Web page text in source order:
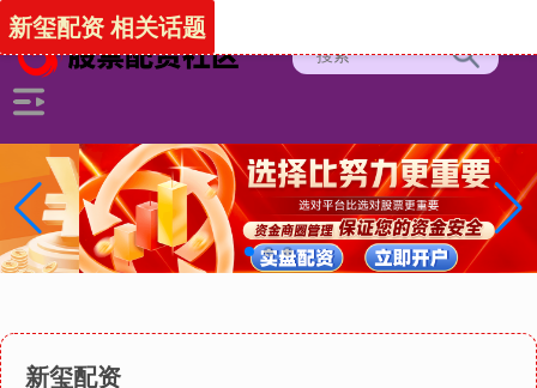
新玺配资
新玺配资 相关话题